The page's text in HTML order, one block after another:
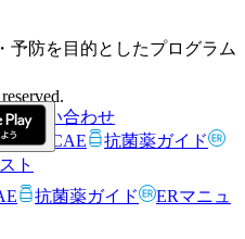
防を目的としたプログラム
抗菌薬ガイド
ERマニュ
お問い合わせ
CTCAE
抗菌薬ガイド
ト